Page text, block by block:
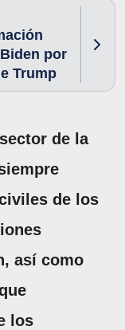
por
Trump
de la
de los
así como
los